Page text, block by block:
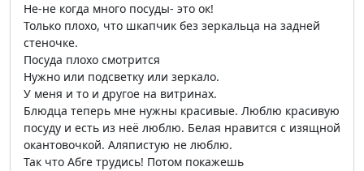
Не-не когда много посуды- это ок!
Только плохо, что шкапчик без зеркальца на задней
стеночке.
Посуда плохо смотрится
Нужно или подсветку или зеркало.
У меня и то и другое на витринах.
Блюдца теперь мне нужны красивые. Люблю красивую
посуду и есть из неё люблю. Белая нравится с изящной
окантовочкой. Аляпистую не люблю.
Так что Абге трудись! Потом покажешь